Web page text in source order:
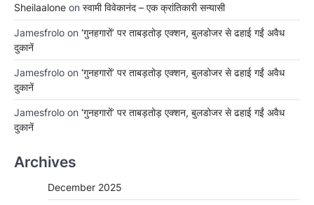
Sheilaalone on स्वामी विवेकानंद – एक क्रांतिकारी सन्यासी
Jamesfrolo on ‘गुनहगारों’ पर ताबड़तोड़ एक्शन, बुलडोजर से ढहाई गईं अवैध
दुकानें
Jamesfrolo on ‘गुनहगारों’ पर ताबड़तोड़ एक्शन, बुलडोजर से ढहाई गईं अवैध
दुकानें
Jamesfrolo on ‘गुनहगारों’ पर ताबड़तोड़ एक्शन, बुलडोजर से ढहाई गईं अवैध
दुकानें
Archives
December 2025